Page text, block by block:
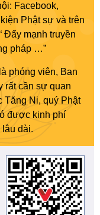
Facebook,
Phật sự và trên
Đẩy mạnh truyền
pháp …”
phóng viên, Ban
rất cần sự quan
Tăng Ni, quý Phật
được kinh phí
dài.